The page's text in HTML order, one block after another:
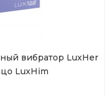
вибратор LuxHer
LuxHim